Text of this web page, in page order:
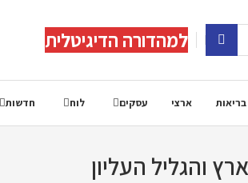
למהדורה הדיגיטלית
חדשות לוח עסקים ארצי בריאות
והגליל העליון